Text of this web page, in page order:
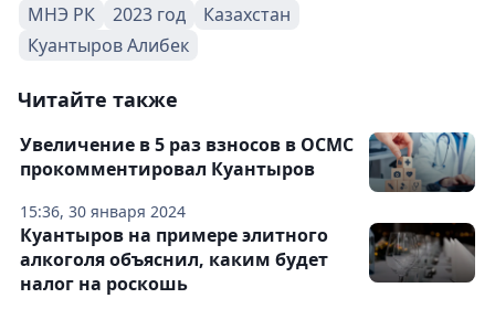
МНЭ РК 2023 год
Казахстан
Куантыров Алибек
Читайте также
15:36, 30 января 2024
Увеличение в 5 раз взносов в ОСМС
прокомментировал Куантыров
Куантыров на примере элитного
алкоголя объяснил, каким будет
налог на роскошь